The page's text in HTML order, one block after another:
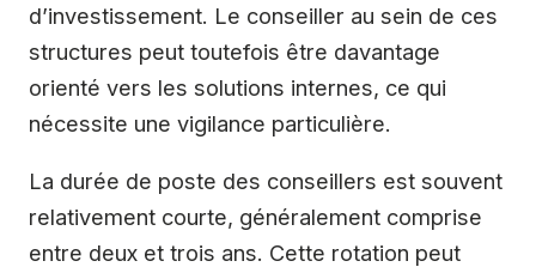
d’investissement. Le conseiller au sein de ces
structures peut toutefois être davantage
orienté vers les solutions internes, ce qui
nécessite une vigilance particulière.
La durée de poste des conseillers est souvent
relativement courte, généralement comprise
entre deux et trois ans. Cette rotation peut